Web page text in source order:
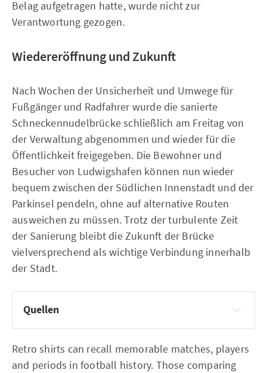
Belag aufgetragen hatte, wurde nicht zur
Verantwortung gezogen.
Wiedereröffnung und Zukunft
Nach Wochen der Unsicherheit und Umwege für
Fußgänger und Radfahrer wurde die sanierte
Schneckennudelbrücke schließlich am Freitag von
der Verwaltung abgenommen und wieder für die
Öffentlichkeit freigegeben. Die Bewohner und
Besucher von Ludwigshafen können nun wieder
bequem zwischen der Südlichen Innenstadt und der
Parkinsel pendeln, ohne auf alternative Routen
ausweichen zu müssen. Trotz der turbulente Zeit
der Sanierung bleibt die Zukunft der Brücke
vielversprechend als wichtige Verbindung innerhalb
der Stadt.
Quellen
Retro shirts can recall memorable matches, players
and periods in football history. Those comparing